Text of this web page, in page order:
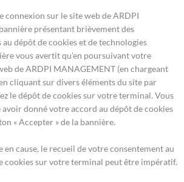
connexion sur le site web de ARDPI
présentant brièvement des
dépôt de cookies et de technologies
vous avertit qu’en poursuivant votre
de ARDPI MANAGEMENT (en chargeant
cliquant sur divers éléments du site par
le dépôt de cookies sur votre terminal. Vous
avoir donné votre accord au dépôt de cookies
« Accepter » de la bannière.
en cause, le recueil de votre consentement au
cookies sur votre terminal peut être impératif.